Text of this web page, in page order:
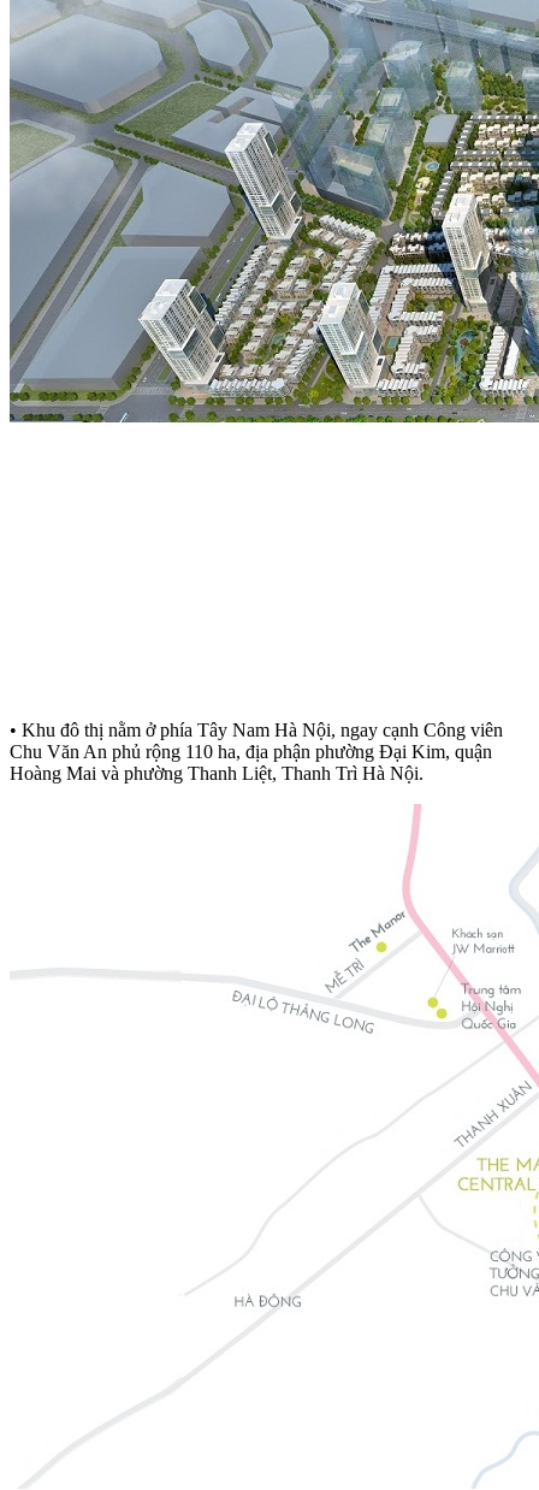
• Khu đô thị nằm ở phía Tây Nam Hà Nội, ngay cạnh Công viên
Chu Văn An phủ rộng 110 ha, địa phận phường Đại Kim, quận
Hoàng Mai và phường Thanh Liệt, Thanh Trì Hà Nội.